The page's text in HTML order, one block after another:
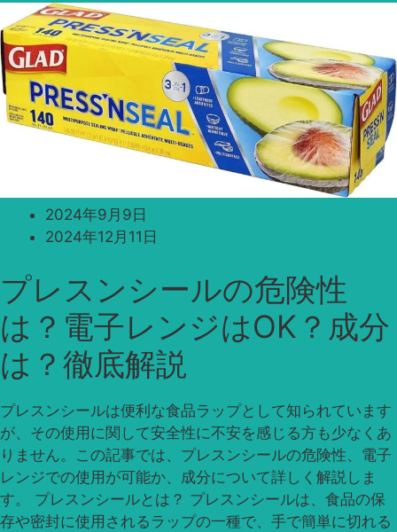
2024年9月9日
2024年12月11日
プレスンシールの危険性
は？電子レンジはOK？成分
は？徹底解説
プレスンシールは便利な食品ラップとして知られています
が、その使用に関して安全性に不安を感じる方も少なくあ
りません。この記事では、プレスンシールの危険性、電子
レンジでの使用が可能か、成分について詳しく解説しま
す。 プレスンシールとは？ プレスンシールは、食品の保
存や密封に使用されるラップの一種で、手で簡単に切れる